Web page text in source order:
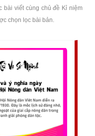
bài viết cùng chủ đề Kỉ niệm
chọn lọc bài bản.